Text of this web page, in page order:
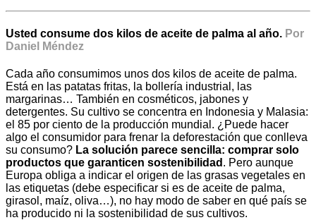
Usted consume dos kilos de aceite de palma al año. Por
Daniel Méndez
Cada año consumimos unos dos kilos de aceite de palma.
Está en las patatas fritas, la bollería industrial, las
margarinas… También en cosméticos, jabones y
detergentes. Su cultivo se concentra en Indonesia y Malasia:
el 85 por ciento de la producción mundial. ¿Puede hacer
algo el consumidor para frenar la deforestación que conlleva
su consumo? La solución parece sencilla: comprar solo
productos que garanticen sostenibilidad . Pero aunque
Europa obliga a indicar el origen de las grasas vegetales en
las etiquetas (debe especificar si es de aceite de palma,
girasol, maíz, oliva…), no hay modo de saber en qué país se
ha producido ni la sostenibilidad de sus cultivos.